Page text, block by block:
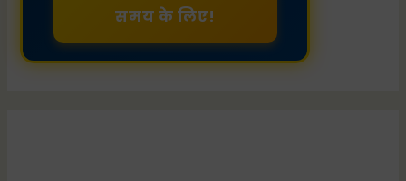
समय के लिए!